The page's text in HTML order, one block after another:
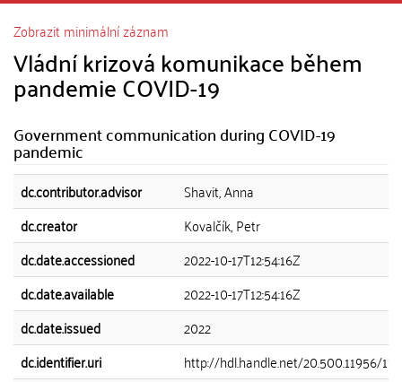
Zobrazit minimální záznam
Vládní krizová komunikace během
pandemie COVID-19
Government communication during COVID-19
pandemic
dc.contributor.advisor
Shavit, Anna
dc.creator
Kovalčík, Petr
dc.date.accessioned
2022-10-17T12:54:16Z
dc.date.available
2022-10-17T12:54:16Z
dc.date.issued
2022
dc.identifier.uri
http://hdl.handle.net/20.500.11956/